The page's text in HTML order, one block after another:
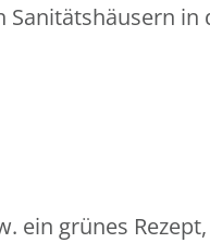
Sanitätshäusern in
ein grünes